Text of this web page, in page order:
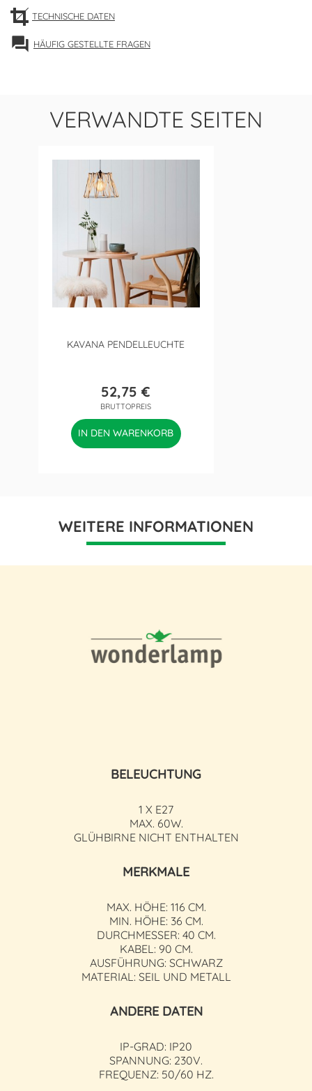
TECHNISCHE DATEN
forum HÄUFIG GESTELLTE FRAGEN
VERWANDTE SEITEN
KAVANA PENDELLEUCHTE
Preis
52,75 €
BRUTTOPREIS
IN DEN WARENKORB
WEITERE INFORMATIONEN
BELEUCHTUNG
1 X E27
MAX. 60W.
GLÜHBIRNE NICHT ENTHALTEN
MERKMALE
MAX. HÖHE: 116 CM.
MIN. HÖHE: 36 CM.
DURCHMESSER: 40 CM.
KABEL: 90 CM.
AUSFÜHRUNG: SCHWARZ
MATERIAL: SEIL UND METALL
ANDERE DATEN
IP-GRAD: IP20
SPANNUNG: 230V.
FREQUENZ: 50/60 HZ.